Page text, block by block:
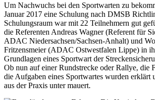
Um Nachwuchs bei den Sportwarten zu
Januar 2017 eine Schulung nach DMSB
Schulungsraum war mit 22 Teilnehmern gut
die Referenten Andreas Wagner (Referent für
ADAC Niedersachsen/Sachsen-Anhalt) und
Fritzensmeier (ADAC Ostwestfalen Lippe) in
Grundlagen eines Sportwart der
Ob nun auf einer Rundstrecke oder Rallye, die
die Aufgaben eines Sportwartes wurden erklärt
aus der Praxis unter mauert.